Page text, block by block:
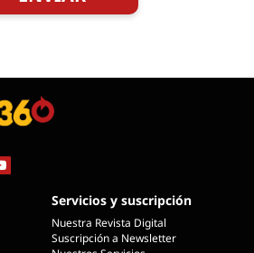
Servicios y suscripción
Nuestra Revista Digital
Suscripción a Newsletter